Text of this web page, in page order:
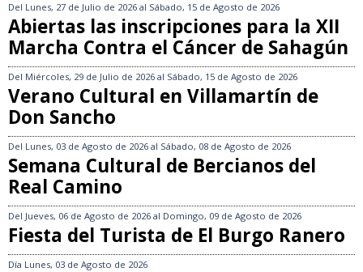
Del Lunes, 27 de Julio de 2026 al Sábado, 15 de Agosto de 2026
Abiertas las inscripciones para la XII
Marcha Contra el Cáncer de Sahagún
Del Miércoles, 29 de Julio de 2026 al Sábado, 15 de Agosto de 2026
Verano Cultural en Villamartín de
Don Sancho
Del Lunes, 03 de Agosto de 2026 al Sábado, 08 de Agosto de 2026
Semana Cultural de Bercianos del
Real Camino
Del Jueves, 06 de Agosto de 2026 al Domingo, 09 de Agosto de 2026
Fiesta del Turista de El Burgo Ranero
Día Lunes, 03 de Agosto de 2026